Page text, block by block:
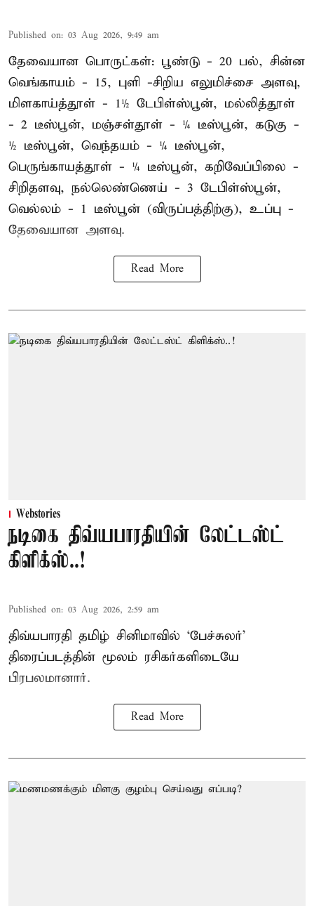
Published on: 03 Aug 2026, 9:49 am
தேவையான பொருட்கள்: பூண்டு - 20 பல், சின்ன
வெங்காயம் - 15, புளி -சிறிய எலுமிச்சை அளவு,
மிளகாய்த்தூள் - 1½ டேபிள்ஸ்பூன், மல்லித்தூள்
- 2 டீஸ்பூன், மஞ்சள்தூள் - ¼ டீஸ்பூன், கடுகு -
½ டீஸ்பூன், வெந்தயம் - ¼ டீஸ்பூன்,
பெருங்காயத்தூள் - ¼ டீஸ்பூன், கறிவேப்பிலை -
சிறிதளவு, நல்லெண்ணெய் - 3 டேபிள்ஸ்பூன்,
வெல்லம் - 1 டீஸ்பூன் (விருப்பத்திற்கு), உப்பு -
தேவையான அளவு.
Read More
Webstories
நடிகை திவ்யபாரதியின் லேட்டஸ்ட்
கிளிக்ஸ்..!
Published on: 03 Aug 2026, 2:59 am
திவ்யபாரதி தமிழ் சினிமாவில் ‘பேச்சுலர்’
திரைப்படத்தின் மூலம் ரசிகர்களிடையே
பிரபலமானார்.
Read More